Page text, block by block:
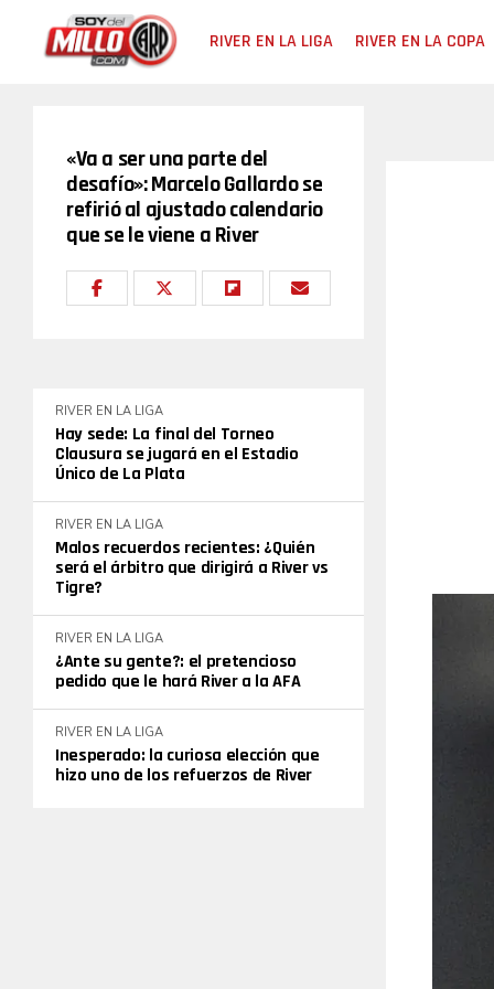
RIVER EN LA LIGA RIVER EN LA COPA
«Va a ser una parte del
desafío»: Marcelo Gallardo se
refirió al ajustado calendario
que se le viene a River
RIVER EN LA LIGA
Hay sede: La final del Torneo
Clausura se jugará en el Estadio
Único de La Plata
RIVER EN LA LIGA
Malos recuerdos recientes: ¿Quién
será el árbitro que dirigirá a River vs
Tigre?
RIVER EN LA LIGA
¿Ante su gente?: el pretencioso
pedido que le hará River a la AFA
RIVER EN LA LIGA
Inesperado: la curiosa elección que
hizo uno de los refuerzos de River